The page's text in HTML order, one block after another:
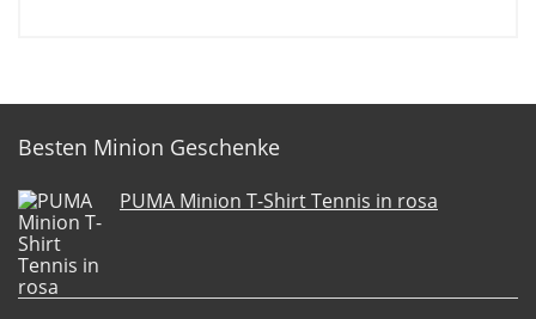
Besten Minion Geschenke
PUMA Minion T-Shirt Tennis in rosa